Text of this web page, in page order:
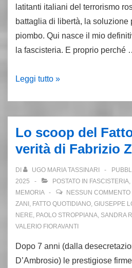
latitanti italiani del terrorismo
battaglia di libertà, la soluzione
piombo. Qui nasce il mio
la fascisteria. E proprio perché
Battaglia
signori
della
guerra:
parlano
gli
esuli
Leggi tutto »
Lo scoop del
verità di Fabrizio
DI UGO MARIA TASSINARI
2025
POSTATO IN FASCISTERIA,
MEMORIA
NESSUN COMMENTO
ZANI , FATTO QUOTIDIANO, GIUSEPPE
NERE, PAOLO STROPPIANA, SANDRA
VALERIO FIORAVANTI
Dopo 7 anni (dalla
D’Ambrosio) le prestigiose